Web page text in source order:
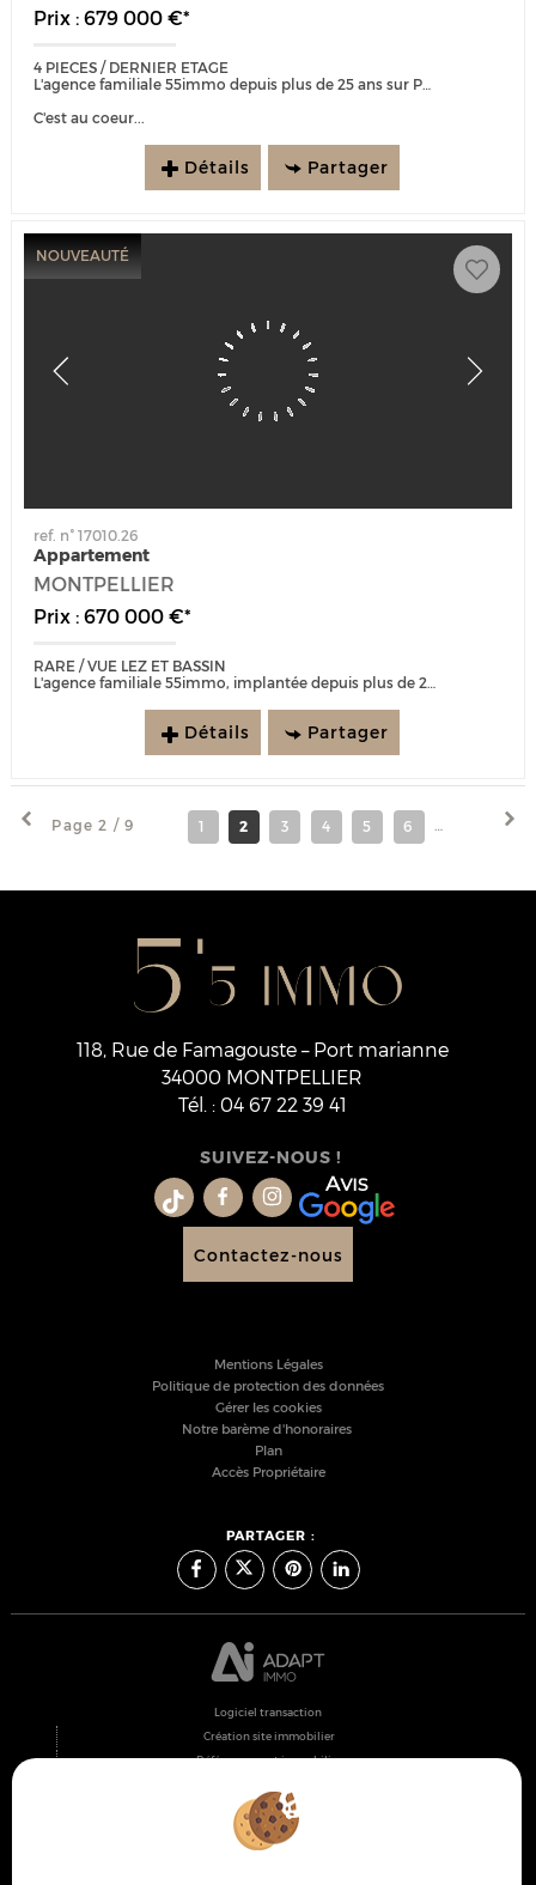
Prix : 679 000 €*
4 PIECES / DERNIER ETAGE
L'agence familiale 55immo depuis plus de 25 ans sur Port Marianne est heureuse de vous présenter :
C'est au coeur...
Détails Partager
NOUVEAUTÉ
ref. n° 17010.26
Appartement
MONTPELLIER
Prix : 670 000 €*
RARE / VUE LEZ ET BASSIN
L'agence familiale 55immo, implantée depuis plus de 25 ans sur le secteur de Port Marianne est ravie de vous présenter :...
Détails Partager
Page 2 / 9 1 2 3 4 5 6
118, Rue de Famagouste – Port marianne
34000 MONTPELLIER
Tél. : 04 67 22 39 41
SUIVEZ-NOUS !
Contactez-nous
Mentions Légales
Politique de protection des données
Gérer les cookies
Notre barème d'honoraires
Plan
Accès Propriétaire
PARTAGER :
Logiciel transaction
Création site immobilier
Référencement immobilier